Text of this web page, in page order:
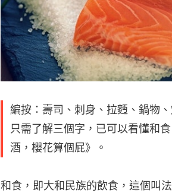
編按：壽司、刺身、拉麪、鍋物
只需了解三個字，已可以看懂和
酒，櫻花算個屁》。
和食，即大和民族的飲食，這個叫